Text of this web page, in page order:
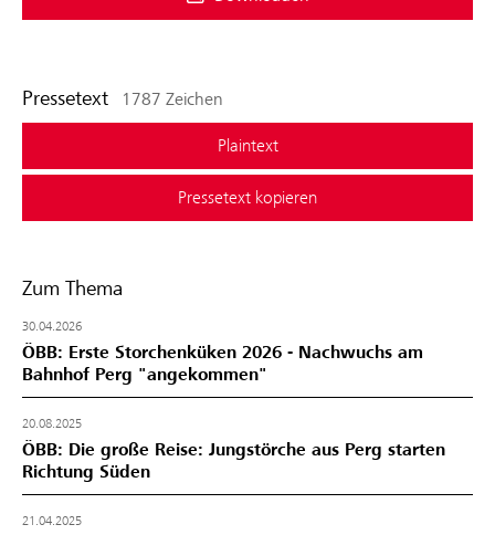
Pressetext 1787 Zeichen
Plaintext
Pressetext kopieren
Zum Thema
30.04.2026
ÖBB: Erste Storchenküken 2026 - Nachwuchs am
Bahnhof Perg "angekommen"
20.08.2025
ÖBB: Die große Reise: Jungstörche aus Perg starten
Richtung Süden
21.04.2025